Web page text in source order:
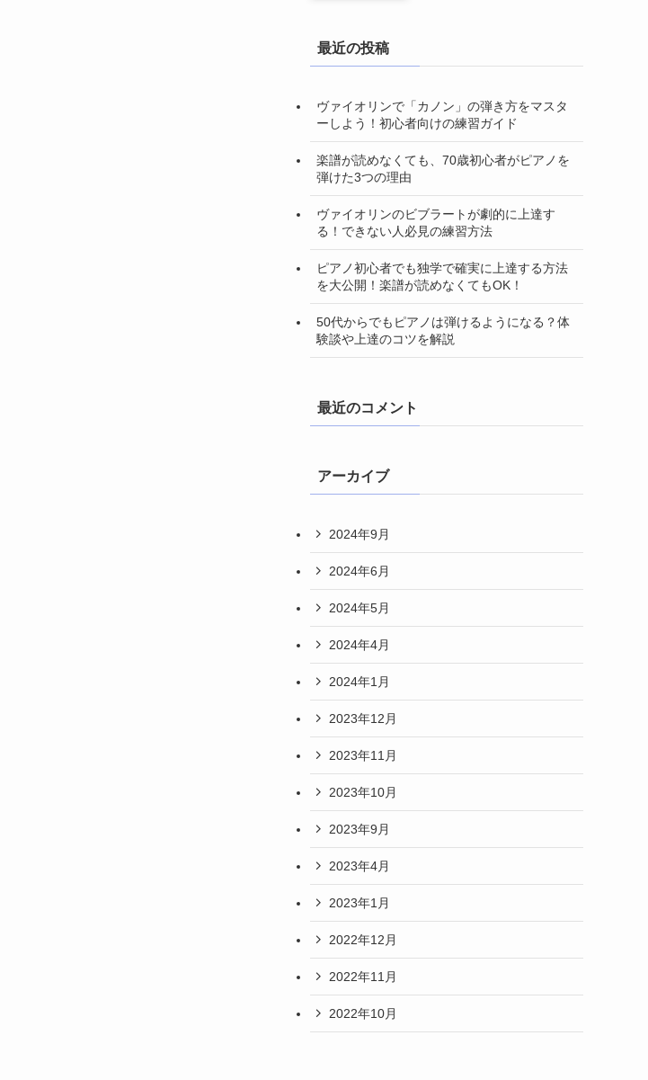
最近の投稿
ヴァイオリンで「カノン」の弾き方をマスタ
ーしよう！初心者向けの練習ガイド
楽譜が読めなくても、70歳初心者がピアノを
弾けた3つの理由
ヴァイオリンのビブラートが劇的に上達す
る！できない人必見の練習方法
ピアノ初心者でも独学で確実に上達する方法
を大公開！楽譜が読めなくてもOK！
50代からでもピアノは弾けるようになる？体
験談や上達のコツを解説
最近のコメント
アーカイブ
2024年9月
2024年6月
2024年5月
2024年4月
2024年1月
2023年12月
2023年11月
2023年10月
2023年9月
2023年4月
2023年1月
2022年12月
2022年11月
2022年10月